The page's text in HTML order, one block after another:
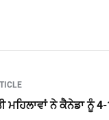
ਮਹਿਲਾਵਾਂ ਨੇ ਕੈਨੇਡਾ ਨੂੰ